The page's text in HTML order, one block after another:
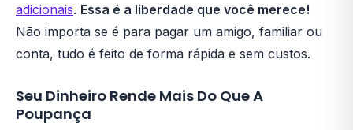
adicionais. Essa é a liberdade que você merece!
Não importa se é para pagar um amigo, familiar ou
conta, tudo é feito de forma rápida e sem custos.
Seu Dinheiro Rende Mais Do Que A
Poupança